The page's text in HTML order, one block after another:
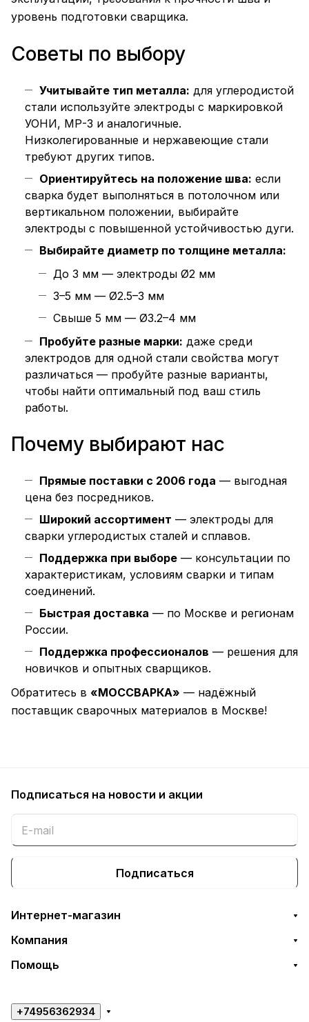
уровень подготовки сварщика.
Советы по выбору
Учитывайте тип металла: для углеродистой
стали используйте электроды с маркировкой
УОНИ, МР-3 и аналогичные.
Низколегированные и нержавеющие стали
требуют других типов.
Ориентируйтесь на положение шва: если
сварка будет выполняться в потолочном или
вертикальном положении, выбирайте
электроды с повышенной устойчивостью дуги.
Выбирайте диаметр по толщине металла:
До 3 мм — электроды Ø2 мм
3–5 мм — Ø2.5–3 мм
Свыше 5 мм — Ø3.2–4 мм
Пробуйте разные марки: даже среди
электродов для одной стали свойства могут
различаться — пробуйте разные варианты,
чтобы найти оптимальный под ваш стиль
работы.
Почему выбирают нас
Прямые поставки с 2006 года — выгодная
цена без посредников.
Широкий ассортимент — электроды для
сварки углеродистых сталей и сплавов.
Поддержка при выборе — консультации по
характеристикам, условиям сварки и типам
соединений.
Быстрая доставка — по Москве и регионам
России.
Поддержка профессионалов — решения для
новичков и опытных сварщиков.
Обратитесь в «МОССВАРКА» — надёжный
поставщик сварочных материалов в Москве!
Подписаться на новости и акции
Подписаться
Интернет-магазин
Компания
Помощь
+74956362934